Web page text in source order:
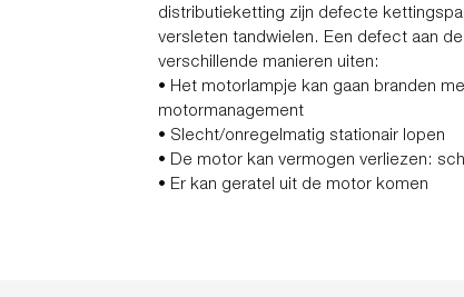
distributieketting zijn defecte
versleten tandwielen. Een defect aan
verschillende manieren uiten:
• Het motorlampje kan gaan branden
motormanagement
• Slecht/onregelmatig stationair lopen
• De motor kan vermogen verliezen:
• Er kan geratel uit de motor komen